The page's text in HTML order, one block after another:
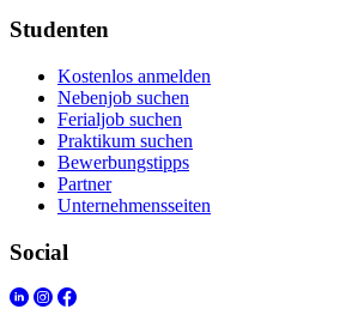
Studenten
Kostenlos anmelden
Nebenjob suchen
Ferialjob suchen
Praktikum suchen
Bewerbungstipps
Partner
Unternehmensseiten
Social